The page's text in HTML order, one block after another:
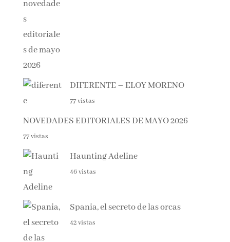
DIFERENTE – ELOY MORENO
77 vistas
NOVEDADES EDITORIALES DE MAYO 2026
77 vistas
Haunting Adeline
46 vistas
Spania, el secreto de las orcas
42 vistas